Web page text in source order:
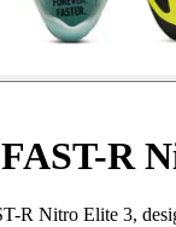
R
R Nitro Elite 3,